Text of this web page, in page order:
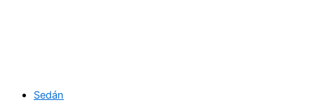
Sedán